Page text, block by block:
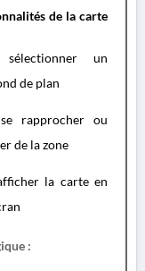
de la carte
sélectionner un
de plan
se rapprocher ou
de la zone
la carte en
: